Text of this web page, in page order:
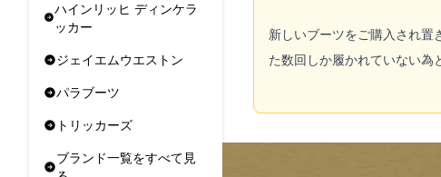
ハインリッヒ ディンケラ
ッカー
ジェイエムウエストン
パラブーツ
トリッカーズ
ブランド一覧をすべて見
新しいブーツをご購入され置
た数回しか履かれていない為